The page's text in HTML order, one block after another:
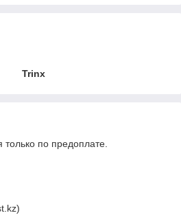
Trinx
только по предоплате.